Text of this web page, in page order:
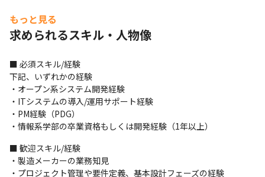
3.メーカーB社の統合生産計画システムプロジェクト
4.メーカーB社の自社製品利用者向けクラウドサービス開発プロジ
ェクト（BtoC）
ジェクト
6.金融F社の事業再編に向けたシステム移行支援プロジェクト
＜技術環境例＞
1.
・環境：AWS（EC2、Dynamo、Lambda等）
・ツール：テスト自動化、Jenkins、JIRA、Github
2.
もっと見る
求められるスキル・人物像
■ 必須スキル/経験
下記、いずれかの経験
・オープン系システム開発経験
・ITシステムの導入/運用サポート経験
・PM経験（PDG）
・情報系学部の卒業資格もしくは開発経験（1年以上）
■ 歓迎スキル/経験
・製造メーカーの業務知見
・プロジェクト管理や要件定義、基本設計フェーズの経験